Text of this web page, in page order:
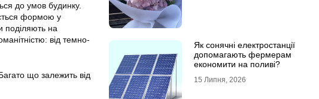
до умов будинку.
формою у
поділяють на
від темно-
що залежить від
Як сонячні електростанції
допомагають фермерам
економити на поливі?
15 Липня, 2026